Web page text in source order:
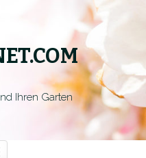
Ihren Garten